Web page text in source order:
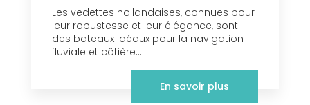
Les vedettes hollandaises, connues pour
leur robustesse et leur élégance, sont
des bateaux idéaux pour la navigation
fluviale et côtière....
En savoir plus